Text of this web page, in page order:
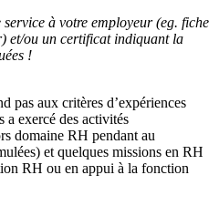
service à votre employeur (eg. fiche
et/ou un certificat indiquant la
!
pas aux critères d’expériences
a exercé des activités
domaine RH pendant au
et quelques missions en RH
RH ou en appui à la fonction